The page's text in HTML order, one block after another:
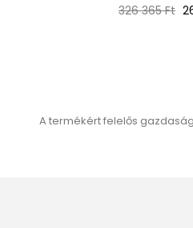
Normál
326 365 Ft Ár
A termékért felelős